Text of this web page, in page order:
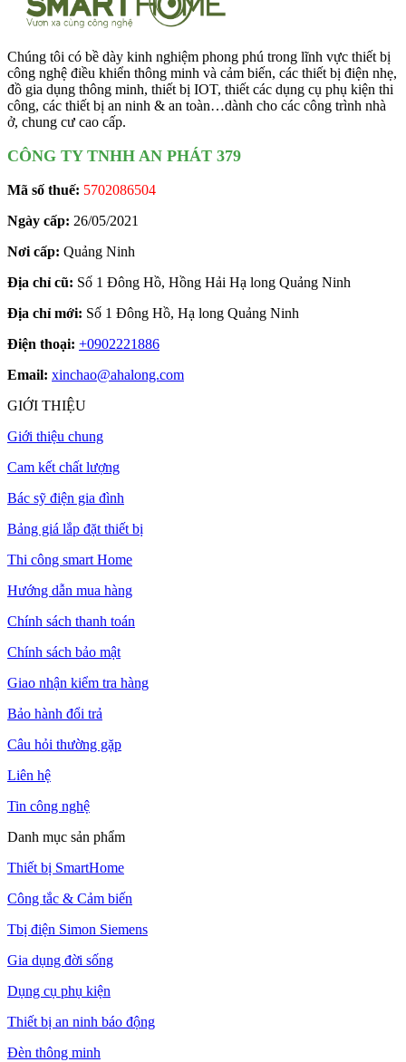
Chúng tôi có bề dày kinh nghiệm phong phú trong lĩnh vực thiết bị
công nghệ điều khiển thông minh và cảm biến, các thiết bị điện nhẹ,
đồ gia dụng thông minh, thiết bị IOT, thiết các dụng cụ phụ kiện thi
công, các thiết bị an ninh & an toàn…dành cho các công trình nhà
ở, chung cư cao cấp.
CÔNG TY TNHH AN PHÁT 379
Mã số thuế: 5702086504
Ngày cấp: 26/05/2021
Nơi cấp: Quảng Ninh
Địa chỉ cũ: Số 1 Đông Hồ, Hồng Hải Hạ long Quảng Ninh
Địa chỉ mới: Số 1 Đông Hồ, Hạ long Quảng Ninh
Điện thoại: +0902221886
Email: xinchao@ahalong.com
GIỚI THIỆU
Giới thiệu chung
Cam kết chất lượng
Bác sỹ điện gia đình
Bảng giá lắp đặt thiết bị
Thi công smart Home
Hướng dẫn mua hàng
Chính sách thanh toán
Chính sách bảo mật
Giao nhận kiểm tra hàng
Bảo hành đổi trả
Câu hỏi thường gặp
Liên hệ
Tin công nghệ
Danh mục sản phẩm
Thiết bị SmartHome
Công tắc & Cảm biến
Tbị điện Simon Siemens
Gia dụng đời sống
Dụng cụ phụ kiện
Thiết bị an ninh báo động
Đèn thông minh